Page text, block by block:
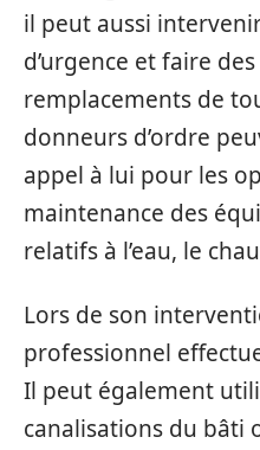
il peut aussi
d’urgence et faire
remplacements de
donneurs d’ordre
appel à lui pour les
maintenance des
relatifs à l’eau, le
Lors de son
professionnel
Il peut également
canalisations du bâti